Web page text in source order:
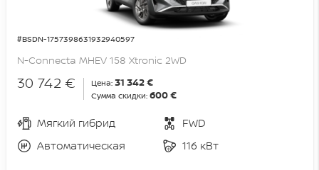
#BSDN-1757398631932940597
N-Connecta MHEV 158 Xtronic 2WD
30 742 € Цена: 31 342 €
Сумма скидки: 600 €
Мягкий гибрид
FWD
Автоматическая
116 кВт